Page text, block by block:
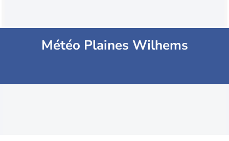
Météo Plaines Wilhems